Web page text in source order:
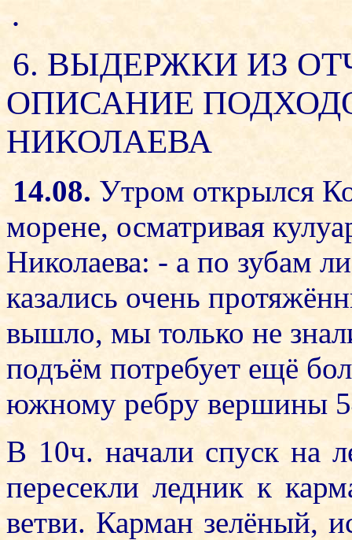
.
6. ВЫДЕРЖКИ ИЗ
ОПИСАНИЕ
НИКОЛАЕВА
14.08. Утром открылся
морене, осматривая
Николаева: - а по зубам
казались очень
вышло, мы только не
подъём потребует ещё
южному ребру вершины
В 10ч. начали спуск на
пересекли ледник к
ветви. Карман зелёный,